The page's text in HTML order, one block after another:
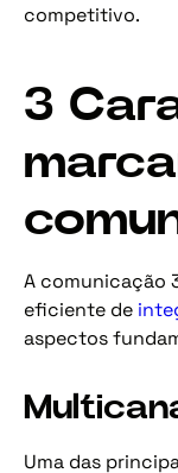
competitivo.
3
A comunicação
eficiente de
aspectos
Uma das